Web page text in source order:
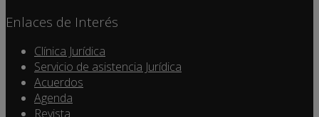
Enlaces de Interés
Clínica Jurídica
Servicio de asistencia Jurídica
Acuerdos
Agenda
Revista